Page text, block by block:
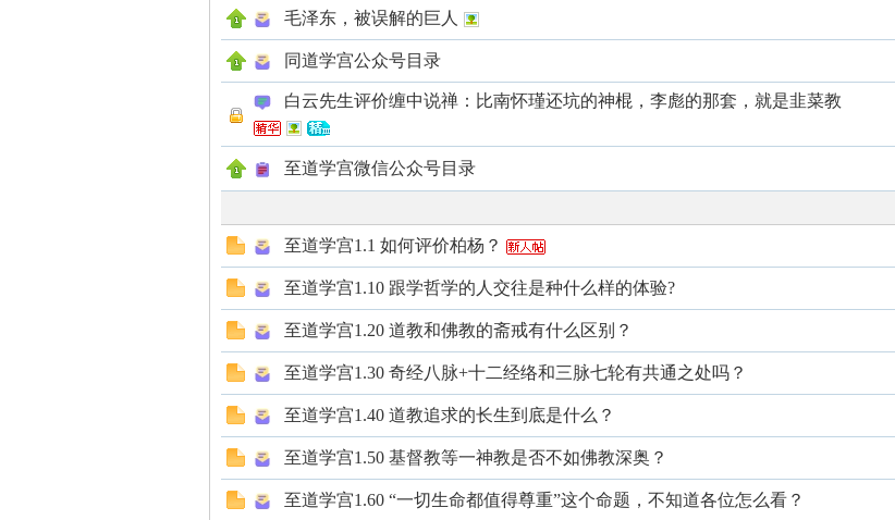
讲
毛泽东，被误解的巨人
同道学宫公众号目录
白云先生评价缠中说禅：比南怀瑾还坑的神棍，李彪的那套，就是韭菜教
至道学宫微信公众号目录
至道学宫1.1 如何评价柏杨？
至道学宫1.10 跟学哲学的人交往是种什么样的体验?
至道学宫1.20 道教和佛教的斋戒有什么区别？
至道学宫1.30 奇经八脉+十二经络和三脉七轮有共通之处吗？
至道学宫1.40 道教追求的长生到底是什么？
至道学宫1.50 基督教等一神教是否不如佛教深奥？
至道学宫1.60 “一切生命都值得尊重”这个命题，不知道各位怎么看？